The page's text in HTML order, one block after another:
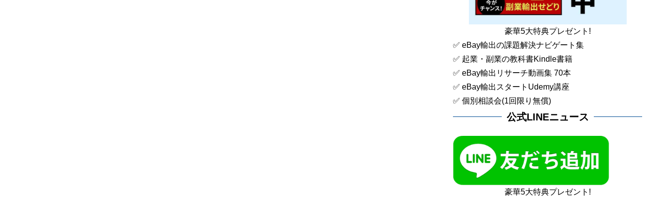
豪華5大特典プレゼント!
✅ eBay輸出の課題解決ナビゲート集
✅ 起業・副業の教科書Kindle書籍
✅ eBay輸出リサーチ動画集 70本
✅ eBay輸出スタートUdemy講座
✅ 個別相談会(1回限り無償)
公式LINEニュース
豪華5大特典プレゼント!